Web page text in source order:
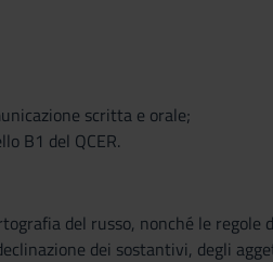
scritta e orale;
B1 del QCER.
del russo, nonché le regole
dei sostantivi, degli